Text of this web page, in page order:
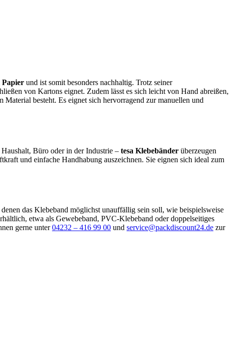
Papier und ist somit besonders nachhaltig. Trotz seiner
von Kartons eignet. Zudem lässt es sich leicht von Hand abreißen,
Material besteht. Es eignet sich hervorragend zur manuellen und
Büro oder in der Industrie – tesa Klebebänder überzeugen
und einfache Handhabung auszeichnen. Sie eignen sich ideal zum
das Klebeband möglichst unauffällig sein soll, wie beispielsweise
etwa als Gewebeband, PVC-Klebeband oder doppelseitiges
gerne unter04232 – 416 99 00 und service@packdiscount24.de zur